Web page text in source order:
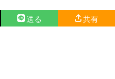
送る 共有